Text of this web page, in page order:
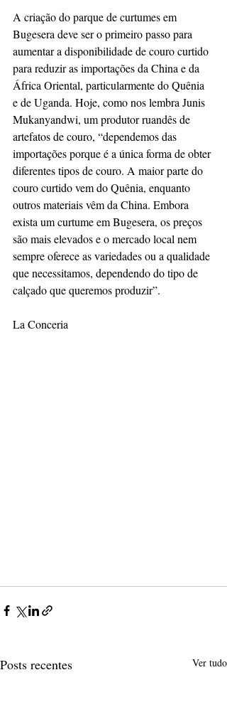
A criação do parque de curtumes em
Bugesera deve ser o primeiro passo para
aumentar a disponibilidade de couro curtido
para reduzir as importações da China e da
África Oriental, particularmente do Quênia
e de Uganda. Hoje, como nos lembra Junis
Mukanyandwi, um produtor ruandês de
artefatos de couro, “dependemos das
importações porque é a única forma de obter
diferentes tipos de couro. A maior parte do
couro curtido vem do Quênia, enquanto
outros materiais vêm da China. Embora
exista um curtume em Bugesera, os preços
são mais elevados e o mercado local nem
sempre oferece as variedades ou a qualidade
que necessitamos, dependendo do tipo de
calçado que queremos produzir”.
La Conceria
Posts recentes Ver tudo